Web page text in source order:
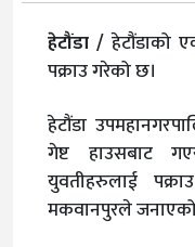
हेटौंडा /हेटौंडाको
पक्राउ गरेको छ।
हेटौंडा
गेष्ट हाउसबाट
युवतीहरुलाई
मकवानपुरले